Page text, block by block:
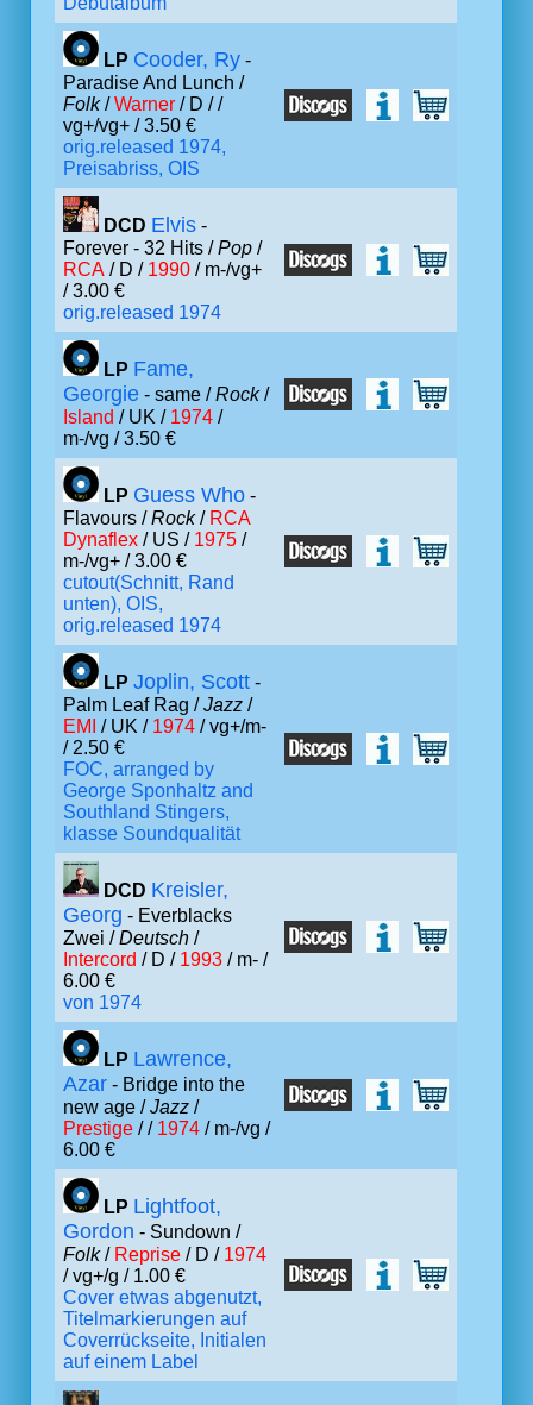
LP Cooder, Ry -
Paradise And Lunch /
Folk/Warner / D //
vg+/vg+ / 3.50 €
orig.released 1974,
Preisabriss, OIS
DCD Elvis -
Forever - 32 Hits /Pop /
RCA / D / 1990 / m-/vg+
/ 3.00 €
orig.released 1974
LP Fame,
Georgie - same /Rock/
Island / UK / 1974 /
m-/vg / 3.50 €
LP Guess Who -
Flavours /Rock/ RCA
Dynaflex / US / 1975 /
m-/vg+ / 3.00 €
cutout(Schnitt, Rand
unten), OIS,
orig.released 1974
LP Joplin, Scott -
Palm Leaf Rag /Jazz /
EMI / UK / 1974 / vg+/m-
/ 2.50 €
FOC, arranged by
George Sponhaltz and
Southland Stingers,
klasse Soundqualität
DCD Kreisler,
Georg - Everblacks
Zwei /Deutsch /
Intercord / D / 1993 / m- /
6.00 €
von 1974
LP Lawrence,
Azar - Bridge into the
new age /Jazz /
Prestige / / 1974 / m-/vg /
6.00 €
LP Lightfoot,
Gordon - Sundown /
Folk/ Reprise / D / 1974
/ vg+/g / 1.00 €
Cover etwas abgenutzt,
Titelmarkierungen auf
Coverrückseite, Initialen
auf einem Label